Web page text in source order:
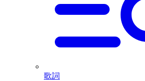
歌詞